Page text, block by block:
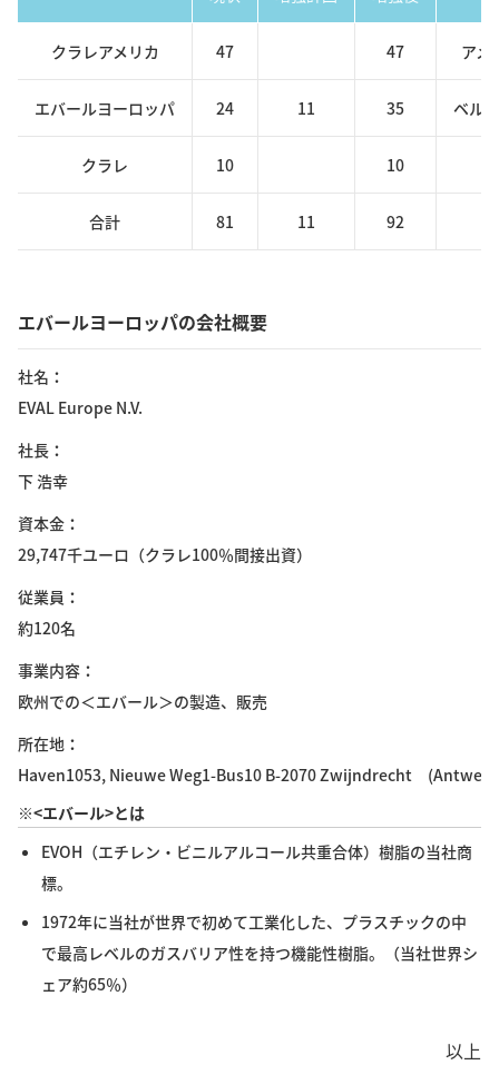
クラレアメリカ 47 47 アメ
エバールヨーロッパ 24 11 35 ベル
クラレ 10 10
合計 81 11 92
エバールヨーロッパの会社概要
社名
EVAL Europe N.V.
社長
下 浩幸
資本金
29,747千ユーロ（クラレ100％間接出資）
従業員
約120名
事業内容
欧州での＜エバール＞の製造、販売
所在地
Haven1053, Nieuwe Weg1-Bus10 B-2070 Zwijndrecht
※<エバール>とは
EVOH（エチレン・ビニルアルコール共重合体）樹脂の当社商
標。
1972年に当社が世界で初めて工業化した、プラスチックの中
で最高レベルのガスバリア性を持つ機能性樹脂。（当社世界シ
ェア約65％）
以上